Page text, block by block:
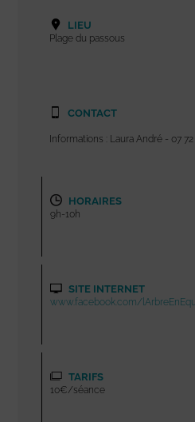
LIEU
Plage du passous
CONTACT
Informations : Laura André - 07 72
HORAIRES
9h-10h
SITE INTERNET
www.facebook.com/
TARIFS
10€/séance